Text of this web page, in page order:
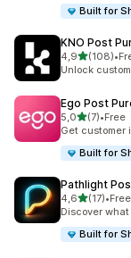
Built for
KNO Post
4,9de 5(108)
108 total de
•
Unlock
Ego Post
5,0de 5
(7)
7 total de•Free
Get customer
Built for
Pathlight
4,6de 5(17)
17 total de
•
Discover
Built for